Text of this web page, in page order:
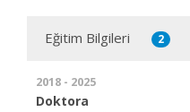
Eğitim Bilgileri 2
2018 - 2025
Doktora